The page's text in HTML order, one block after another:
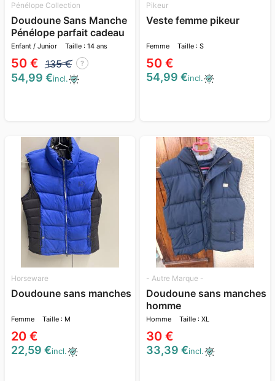
Pénélope Collection
Doudoune Sans Manche
Pénélope parfait cadeau
de Noël ?
Enfant / Junior Taille : 14 ans
50 € 135 € ?
54,99 €incl.
Pikeur
Veste femme pikeur
Femme Taille : S
50 €
54,99 €incl.
Horseware
Doudoune sans manches
Femme Taille : M
20 €
22,59 €incl.
- Autre Marque -
Doudoune sans manches
homme
Homme Taille : XL
30 €
33,39 €incl.